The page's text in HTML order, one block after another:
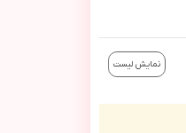
نمایش لیست